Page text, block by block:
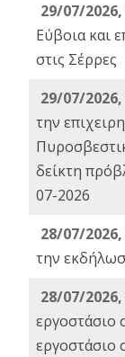
29/07/
Εύβοια και
στις Σέρρες
29/07/
την
δείκτη
07-2026
28/07/
την
28/07/
εργοστάσιο
εργοστάσιο